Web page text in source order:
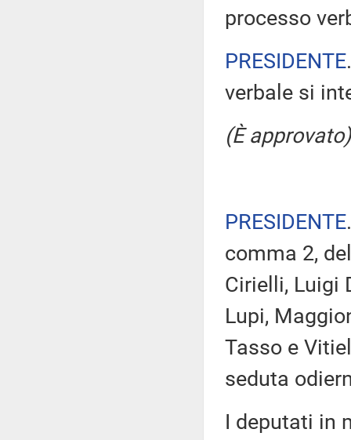
processo
PRESIDENTE
verbale si
(È approvato)
PRESIDENTE
comma 2,
Cirielli, Luigi
Lupi,
Tasso e
seduta
I deputati in